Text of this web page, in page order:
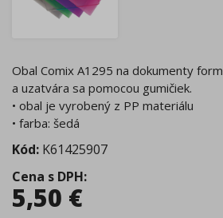
Obal Comix A1295 na dokumenty
a uzatvára sa pomocou gumičiek.
• obal je vyrobený z PP materiálu
• farba: šedá
Kód: K61425907
Cena s DPH:
5,50 €